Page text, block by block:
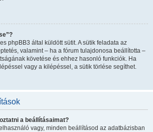
phpBB3 által küldött sütit. A sütik feladata az
valamint – ha a fórum tulajdonosa beállította –
követése és ehhez hasonló funkciók. Ha
vagy a kilépéssel, a sütik törlése segíthet.
a beállításaimat?
vagy, minden beállításod az adatbázisban